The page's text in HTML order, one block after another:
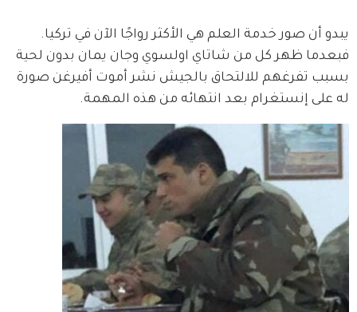
يبدو أن صور خدمة العلم هي الأكثر رواجًا الآن في تركيا.
فبعدما ظهر كل من شاتاي اولسوي وجان يمان بدون لحية
بسبب تفرغهم للالتحاق بالجيش نشر أموت أفيرغن صورة
له على إنستغرام بعد انتهائه من هذه المهمة.